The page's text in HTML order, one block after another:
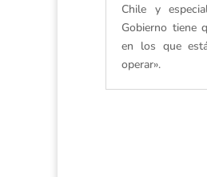
Chile y
Gobierno tiene
en los que
operar».